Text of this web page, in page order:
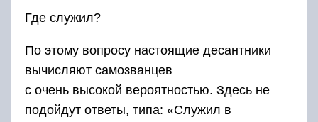
Где служил?
По этому вопросу настоящие десантники
вычисляют самозванцев
с очень высокой вероятностью. Здесь не
подойдут ответы, типа: «Служил в